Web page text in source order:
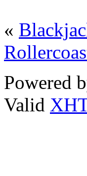
«
Powered
Valid